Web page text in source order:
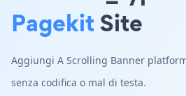
PagekitSite
Aggiungi A Scrolling Banner
senza codifica o mal di testa.